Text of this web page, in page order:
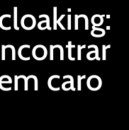
caro